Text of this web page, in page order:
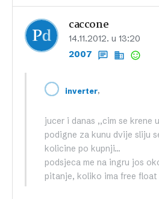
caccone
14.11.2012. u 13:20
2007
inverter,
jucer i danas ,,cim se krene
podigne za kunu dvije sliju
kolicine po kupnji…
podsjeca me na ingru jos
pitanje, koliko ima free